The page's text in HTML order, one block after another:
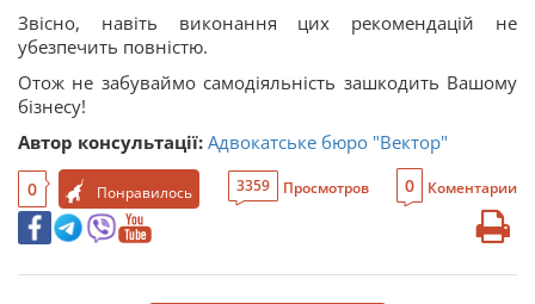
Звісно, навіть виконання цих рекомендацій не
убезпечить повністю.
Отож не забуваймо самодіяльність зашкодить Вашому
бізнесу!
Автор консультації: Адвокатське бюро "Вектор"
0 Понравилось 3359 Просмотров 0 Коментарии